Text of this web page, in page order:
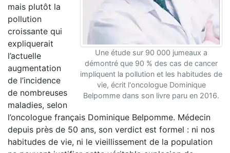
Une étude sur 90 000 jumeaux a
démontré que 90 % des cas de cancer
impliquent la pollution et les habitudes de
vie, écrit l'oncologue Dominique
Belpomme dans son livre paru en 2016.
mais plutôt la
pollution
croissante qui
expliquerait
l’actuelle
augmentation
de l’incidence
de nombreuses
maladies, selon
l’oncologue français Dominique Belpomme. Médecin
depuis près de 50 ans, son verdict est formel : ni nos
habitudes de vie, ni le vieillissement de la population